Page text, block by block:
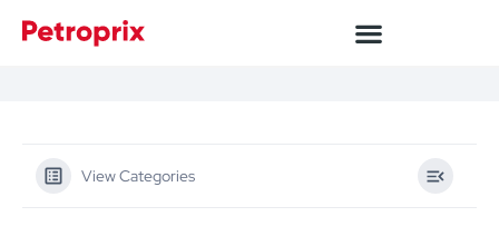
View Categories